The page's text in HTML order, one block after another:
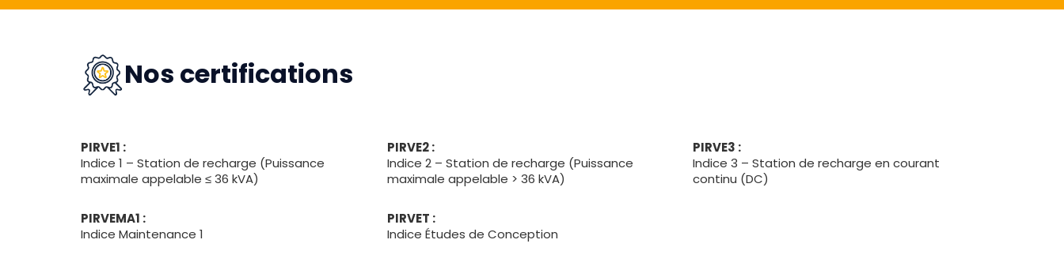
Nos certifications
PIRVE1 :
Indice 1 – Station de recharge (Puissance
maximale appelable ≤ 36 kVA)
PIRVE2 :
Indice 2 – Station de recharge (Puissance
maximale appelable > 36 kVA)
PIRVE3 :
Indice 3 – Station de recharge en courant
continu (DC)
PIRVEMA1 :
Indice Maintenance 1
PIRVET :
Indice Études de Conception